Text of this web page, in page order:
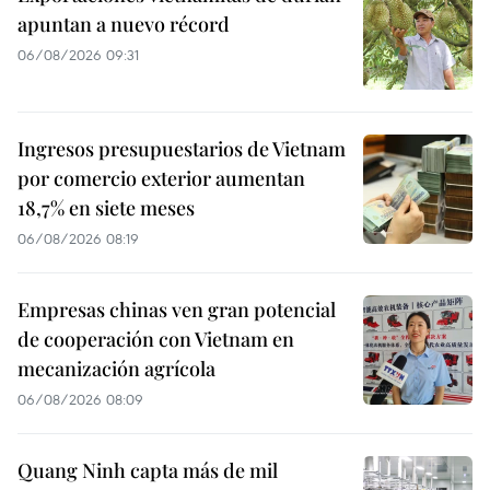
apuntan a nuevo récord
06/08/2026 09:31
Ingresos presupuestarios de Vietnam
por comercio exterior aumentan
18,7% en siete meses
06/08/2026 08:19
Empresas chinas ven gran potencial
de cooperación con Vietnam en
mecanización agrícola
06/08/2026 08:09
Quang Ninh capta más de mil